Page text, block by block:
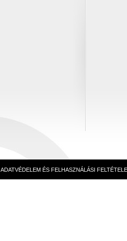
ADATVÉDELEM ÉS FELHASZNÁLÁSI